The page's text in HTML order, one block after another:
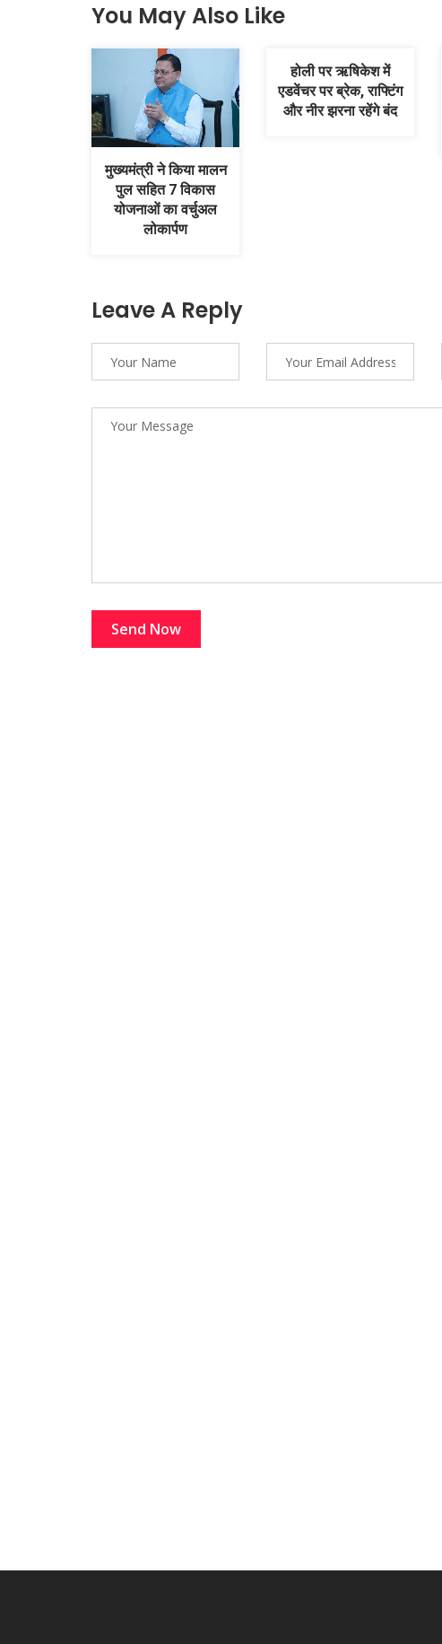
You May Also Like
मुख्यमंत्री ने किया मालन
पुल सहित 7 विकास
योजनाओं का वर्चुअल
लोकार्पण
होली पर ऋषिकेश में
एडवेंचर पर ब्रेक, राफ्टिंग
और नीर झरना रहेंगे बंद
Leave A Reply